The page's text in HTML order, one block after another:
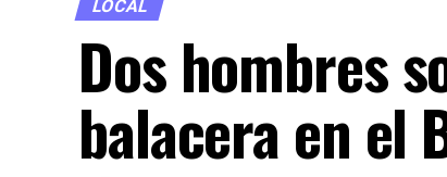
LOCAL
Dos hombres
balacera en el